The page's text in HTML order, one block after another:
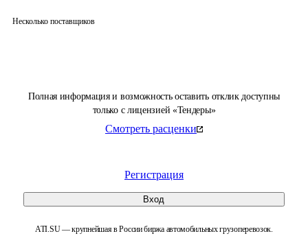
Полная информация и возможность оставить отклик доступны
только с лицензией «Тендеры»
Смотреть расценки
Регистрация
Вход
ATI.SU — крупнейшая в России биржа автомобильных грузоперевозок.
Несколько поставщиков